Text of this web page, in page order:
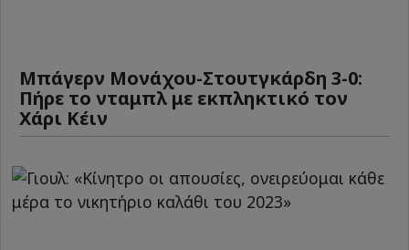
Μπάγερν Μονάχου-Στουτγκάρδη 3-0:
Πήρε το νταμπλ με εκπληκτικό τον
Χάρι Κέιν